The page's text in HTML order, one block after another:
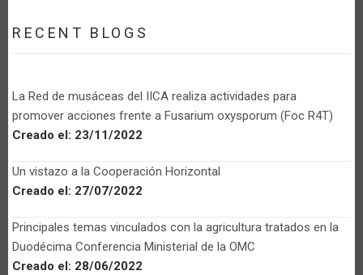
RECENT BLOGS
La Red de musáceas del IICA realiza actividades para
promover acciones frente a Fusarium oxysporum (Foc R4T)
Creado el: 23/11/2022
Un vistazo a la Cooperación Horizontal
Creado el: 27/07/2022
Principales temas vinculados con la agricultura tratados en la
Duodécima Conferencia Ministerial de la OMC
Creado el: 28/06/2022